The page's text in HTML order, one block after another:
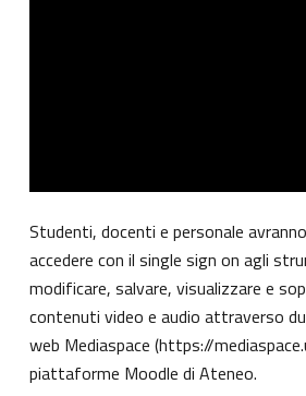
Studenti, docenti e personale
accedere con il single sign on agli
modificare, salvare, visualizzare e
contenuti video e audio attraverso
web Mediaspace (https://
piattaforme Moodle di Ateneo.